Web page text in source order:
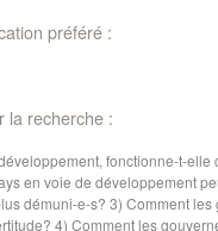
préféré :
la recherche :
fonctionne-t-
en voie de développement
démuni-e-s? 3) Comment
4) Comment les